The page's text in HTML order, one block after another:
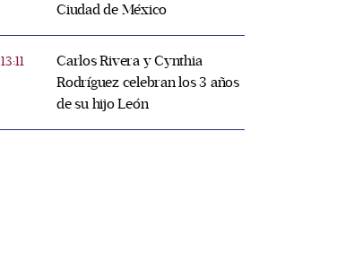
Ciudad de México
13:11
Carlos Rivera y Cynthia
Rodríguez celebran los 3 años
de su hijo León